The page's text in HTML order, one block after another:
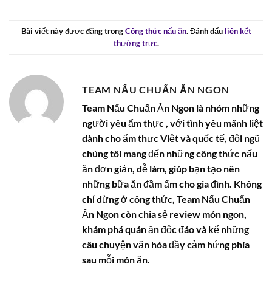
Bài viết này được đăng trongCông thức nấu ăn. Đánh dấu liên kết
thường trực.
TEAM NẤU CHUẨN ĂN NGON
Team Nấu Chuẩn Ăn Ngon là nhóm những
người yêu ẩm thực , với tình yêu mãnh liệt
dành cho ẩm thực Việt và quốc tế, đội ngũ
chúng tôi mang đến những công thức nấu
ăn đơn giản, dễ làm, giúp bạn tạo nên
những bữa ăn đầm ấm cho gia đình. Không
chỉ dừng ở công thức, Team Nấu Chuẩn
Ăn Ngon còn chia sẻ review món ngon,
khám phá quán ăn độc đáo và kể những
câu chuyện văn hóa đầy cảm hứng phía
sau mỗi món ăn.